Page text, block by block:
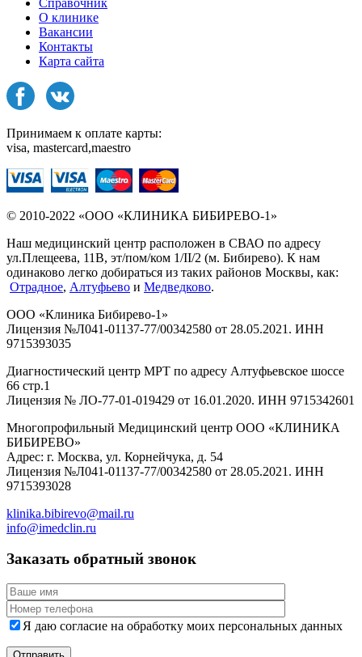
О клинике
Вакансии
Контакты
Карта сайта
Принимаем к оплате карты:
visa, mastercard,maestro
© 2010-2022 «ООО «КЛИНИКА БИБИРЕВО-1»
Наш медицинский центр расположен в СВАО по адресу
ул.Плещеева, 11В, эт/пом/ком 1/II/2 (м. Бибирево). К нам
одинаково легко добираться из таких районов Москвы, как:
Отрадное, Алтуфьево и Медведково.
ООО «Клиника Бибирево-1»
Лицензия №Л041-01137-77/00342580 от 28.05.2021. ИНН
9715393035
Диагностический центр МРТ по адресу Алтуфьевское шоссе
66 стр.1
Лицензия № ЛО-77-01-019429 от 16.01.2020. ИНН 9715342601
Многопрофильный Медицинский центр ООО «КЛИНИКА
БИБИРЕВО»
Адрес: г. Москва, ул. Корнейчука, д. 54
Лицензия №Л041-01137-77/00342580 от 28.05.2021. ИНН
9715393028
klinika.bibirevo@mail.ru
info@imedclin.ru
Заказать обратный звонок
Я даю согласие на обработку моих персональных данных